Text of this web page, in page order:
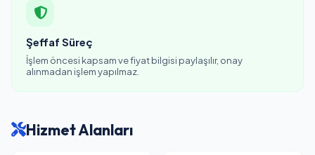
Şeffaf Süreç
İşlem öncesi kapsam ve fiyat bilgisi paylaşılır, onay
alınmadan işlem yapılmaz.
Hizmet Alanları